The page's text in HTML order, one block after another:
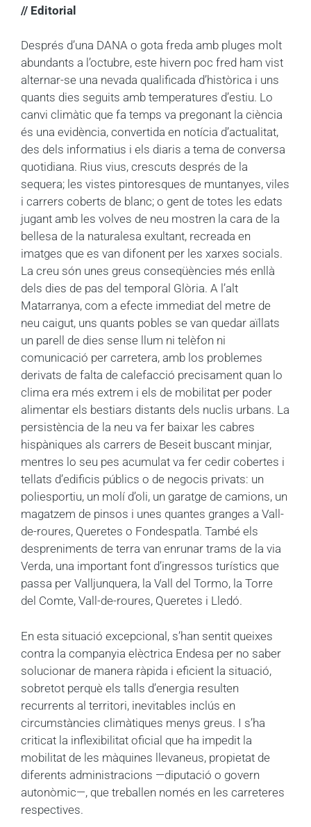
// Editorial
Després d’una DANA o gota freda amb pluges molt
abundants a l’octubre, este hivern poc fred ham vist
alternar-se una nevada qualificada d’històrica i uns
quants dies seguits amb temperatures d’estiu. Lo
canvi climàtic que fa temps va pregonant la ciència
és una evidència, convertida en notícia d’actualitat,
des dels informatius i els diaris a tema de conversa
quotidiana. Rius vius, crescuts després de la
sequera; les vistes pintoresques de muntanyes, viles
i carrers coberts de blanc; o gent de totes les edats
jugant amb les volves de neu mostren la cara de la
bellesa de la naturalesa exultant, recreada en
imatges que es van difonent per les xarxes socials.
La creu són unes greus conseqüències més enllà
dels dies de pas del temporal Glòria. A l’alt
Matarranya, com a efecte immediat del metre de
neu caigut, uns quants pobles se van quedar aïllats
un parell de dies sense llum ni telèfon ni
comunicació per carretera, amb los problemes
derivats de falta de calefacció precisament quan lo
clima era més extrem i els de mobilitat per poder
alimentar els bestiars distants dels nuclis urbans. La
persistència de la neu va fer baixar les cabres
hispàniques als carrers de Beseit buscant minjar,
mentres lo seu pes acumulat va fer cedir cobertes i
tellats d’edificis públics o de negocis privats: un
poliesportiu, un molí d’oli, un garatge de camions, un
magatzem de pinsos i unes quantes granges a Vall-
de-roures, Queretes o Fondespatla. També els
despreniments de terra van enrunar trams de la via
Verda, una important font d’ingressos turístics que
passa per Valljunquera, la Vall del Tormo, la Torre
del Comte, Vall-de-roures, Queretes i Lledó.
En esta situació excepcional, s’han sentit queixes
contra la companyia elèctrica Endesa per no saber
solucionar de manera ràpida i eficient la situació,
sobretot perquè els talls d’energia resulten
recurrents al territori, inevitables inclús en
circumstàncies climàtiques menys greus. I s’ha
criticat la inflexibilitat oficial que ha impedit la
mobilitat de les màquines llevaneus, propietat de
diferents administracions —diputació o govern
autonòmic—, que treballen només en les carreteres
respectives.